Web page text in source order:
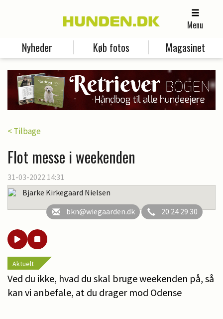
Menu
Nyheder Køb fotos Magasinet
< Tilbage
Flot messe i weekenden
31-03-2022 14:31
Bjarke Kirkegaard Nielsen
bkn@wiegaarden.dk
20 24 29 30
Aktuelt
Ved du ikke, hvad du skal bruge weekenden på, så
kan vi anbefale, at du drager mod Odense